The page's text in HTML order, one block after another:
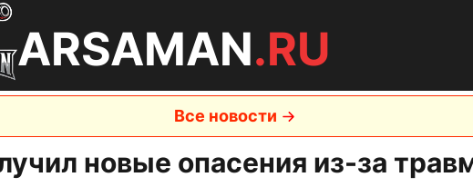
ARSAMAN.RU
Все новости
новые опасения из-за